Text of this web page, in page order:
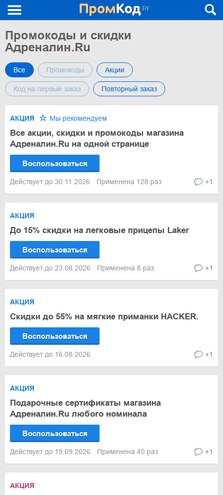
Промокоды и скидки
Адреналин.Ru
Все Промокоды Акции
Код на первый заказ Повторный заказ
АКЦИЯ Мы рекомендуем
Все акции, скидки и промокоды магазина
Адреналин.Ru на одной странице
Воспользоваться
Действует до 30.11.2026 Применена 128 раз +1
АКЦИЯ
До 15% скидки на легковые прицепы Laker
Воспользоваться
Действует до 23.08.2026 Применена 8 раз +1
АКЦИЯ
Скидки до 55% на мягкие приманки HACKER.
Воспользоваться
Действует до 16.08.2026 +1
АКЦИЯ
Подарочные сертификаты магазина
Адреналин.Ru любого номинала
Воспользоваться
Действует до 19.09.2026 Применена 40 раз +1
АКЦИЯ